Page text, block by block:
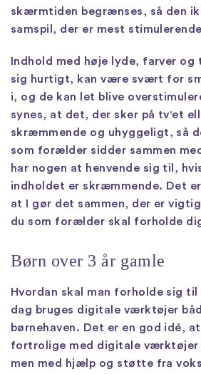
skærmtiden begrænses, så den
samspil, der er mest
Indhold med høje lyde, farver
sig hurtigt, kan være svært for
i, og de kan let blive
synes, at det, der sker på tv'et
skræmmende og uhyggeligt, så
som forælder sidder sammen
har nogen at henvende sig til,
indholdet er skræmmende. Det
at I gør det sammen, der er
du som forælder skal forholde
Børn over 3 år gamle
Hvordan skal man forholde sig til
dag bruges digitale værktøjer
børnehaven. Det er en god idé,
fortrolige med digitale værktøjer
men med hjælp og støtte fra